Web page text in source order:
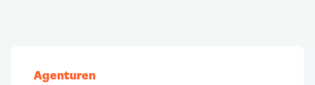
Agenturen